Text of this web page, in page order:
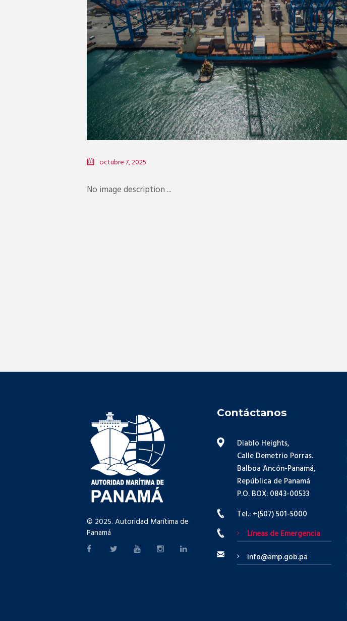
octubre 7, 2025
No image description ...
© 2025. Autoridad Marítima de
Panamá
Contáctanos
Diablo Heights,
Calle Demetrio Porras.
Balboa Ancón-Panamá,
República de Panamá
P.O. BOX: 0843-00533
Tel.: +(507) 501-5000
Líneas de Emergencia
info@amp.gob.pa